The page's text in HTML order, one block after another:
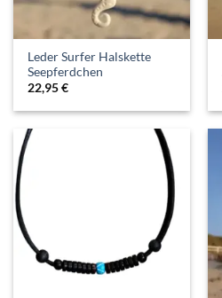
Leder Surfer Halskette
Seepferdchen
22,95€